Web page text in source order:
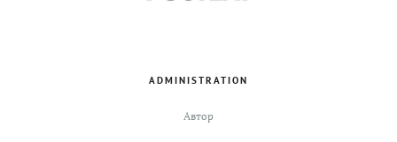
ADMINISTRATION
Автор